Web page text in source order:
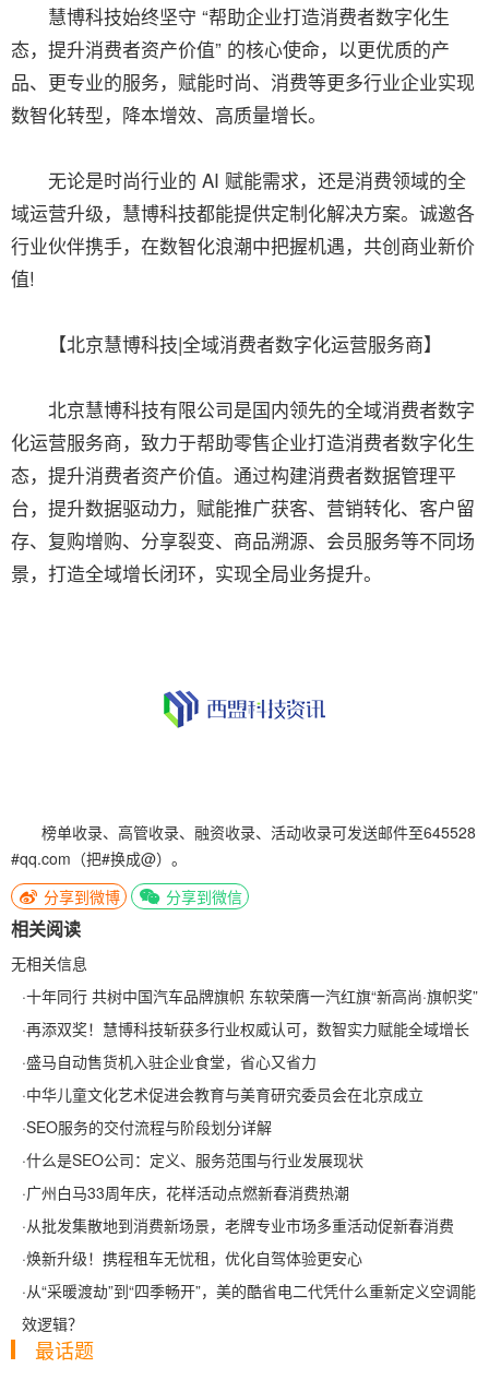
慧博科技始终坚守 “帮助企业打造消费者数字化生
态，提升消费者资产价值” 的核心使命，以更优质的产
品、更专业的服务，赋能时尚、消费等更多行业企业实现
数智化转型，降本增效、高质量增长。
无论是时尚行业的 AI 赋能需求，还是消费领域的全
域运营升级，慧博科技都能提供定制化解决方案。诚邀各
行业伙伴携手，在数智化浪潮中把握机遇，共创商业新价
值!
【北京慧博科技|全域消费者数字化运营服务商】
北京慧博科技有限公司是国内领先的全域消费者数字
化运营服务商，致力于帮助零售企业打造消费者数字化生
态，提升消费者资产价值。通过构建消费者数据管理平
台，提升数据驱动力，赋能推广获客、营销转化、客户留
存、复购增购、分享裂变、商品溯源、会员服务等不同场
景，打造全域增长闭环，实现全局业务提升。
榜单收录、高管收录、融资收录、活动收录可发送邮件至645528
#qq.com（把#换成@）。
分享到微博
分享到微信
相关阅读
无相关信息
·十年同行 共树中国汽车品牌旗帜 东软荣膺一汽红旗“新高尚·旗帜奖”
·再添双奖！慧博科技斩获多行业权威认可，数智实力赋能全域增长
·盛马自动售货机入驻企业食堂，省心又省力
·中华儿童文化艺术促进会教育与美育研究委员会在北京成立
·SEO服务的交付流程与阶段划分详解
·什么是SEO公司：定义、服务范围与行业发展现状
·广州白马33周年庆，花样活动点燃新春消费热潮
·从批发集散地到消费新场景，老牌专业市场多重活动促新春消费
·焕新升级！携程租车无忧租，优化自驾体验更安心
·从“采暖渡劫”到“四季畅开”，美的酷省电二代凭什么重新定义空调能
效逻辑？
最话题